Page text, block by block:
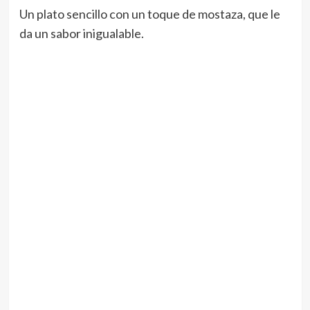
Un plato sencillo con un toque de mostaza, que le
da un sabor inigualable.